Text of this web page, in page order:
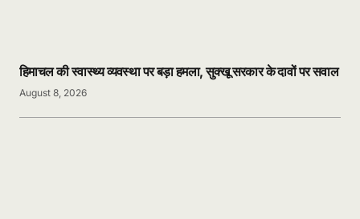
हिमाचल की स्वास्थ्य व्यवस्था पर बड़ा हमला, सुक्खू सरकार के दावों पर सवाल
August 8, 2026